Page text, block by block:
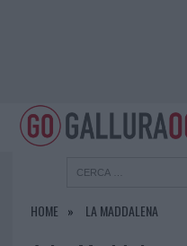
HOME LA MADDALENA